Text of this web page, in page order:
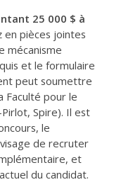
25 000 $ à
pièces jointes
mécanisme
et le formulaire
peut soumettre
Faculté pour le
Spire). Il est
le
de recruter
et
du candidat.